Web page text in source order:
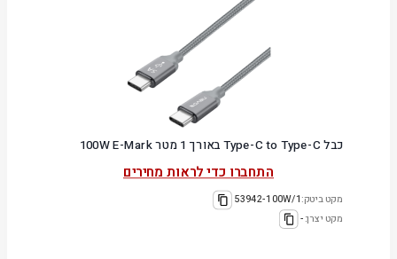
כבל Type-C to Type-C באורך 1 מטר 100W E-Mark
התחברו כדי לראות מחירים
מקט ביטק:53942-100W/1
מקט יצרן:-